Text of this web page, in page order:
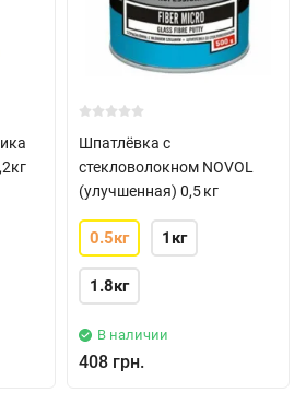
Шпатлёвка с
стекловолокном NOVOL
(улучшенная) 0,5 кг
0.5кг 1кг
1.8кг
В наличии
408 грн.